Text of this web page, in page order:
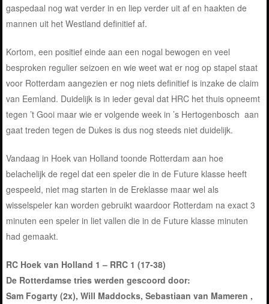
gaspedaal nog wat verder in en liep verder uit af en haakten de
mannen uit het Westland definitief af.
Kortom, een positief einde aan een nogal bewogen en veel
besproken regulier seizoen en wie weet wat er nog op stapel staat
voor Rotterdam aangezien er nog niets definitief is inzake de claim
van Eemland. Duidelijk is in ieder geval dat HRC het thuis opneemt
tegen ’t Gooi maar wie er volgende week in ’s Hertogenbosch aan
gaat treden tegen de Dukes is dus nog steeds niet duidelijk.
Vandaag in Hoek van Holland toonde Rotterdam aan hoe
belachelijk de regel dat een speler die in de Future klasse heeft
gespeeld, niet mag starten in de Ereklasse maar wel als
wisselspeler kan worden gebruikt waardoor Rotterdam na exact 3
minuten een speler in liet vallen die in de Future klasse minuten
had gemaakt.
RC Hoek van Holland 1 – RRC 1 (17-38)
De Rotterdamse tries werden gescoord door:
Sam Fogarty (2x), Will Maddocks, Sebastiaan van Mameren ,